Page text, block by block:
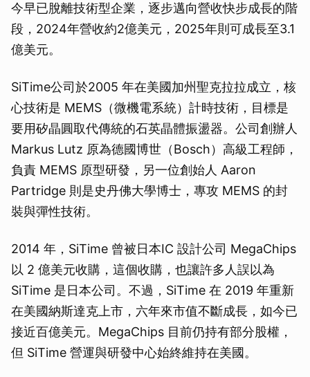
今早已脫離技術型企業，逐步邁向營收快步成長的階
段，2024年營收約2億美元，2025年則可成長至3.1
億美元。
SiTime公司於2005 年在美國加州聖克拉拉成立，核
心技術是 MEMS（微機電系統）計時技術，目標是
要用矽晶圓取代傳統的石英晶體振盪器。公司創辦人
Markus Lutz 原為德國博世（Bosch）高級工程師，
負責 MEMS 原型研發，另一位創始人 Aaron
Partridge 則是史丹佛大學博士，專攻 MEMS 的封
裝與彈性技術。
2014 年，SiTime 曾被日本IC 設計公司 MegaChips
以 2 億美元收購，這個收購，也讓許多人誤以為
SiTime 是日本公司。不過，SiTime 在 2019 年重新
在美國納斯達克上市，六年來市值不斷成長，如今已
接近百億美元。MegaChips 目前仍持有部分股權，
但 SiTime 營運與研發中心始終維持在美國。